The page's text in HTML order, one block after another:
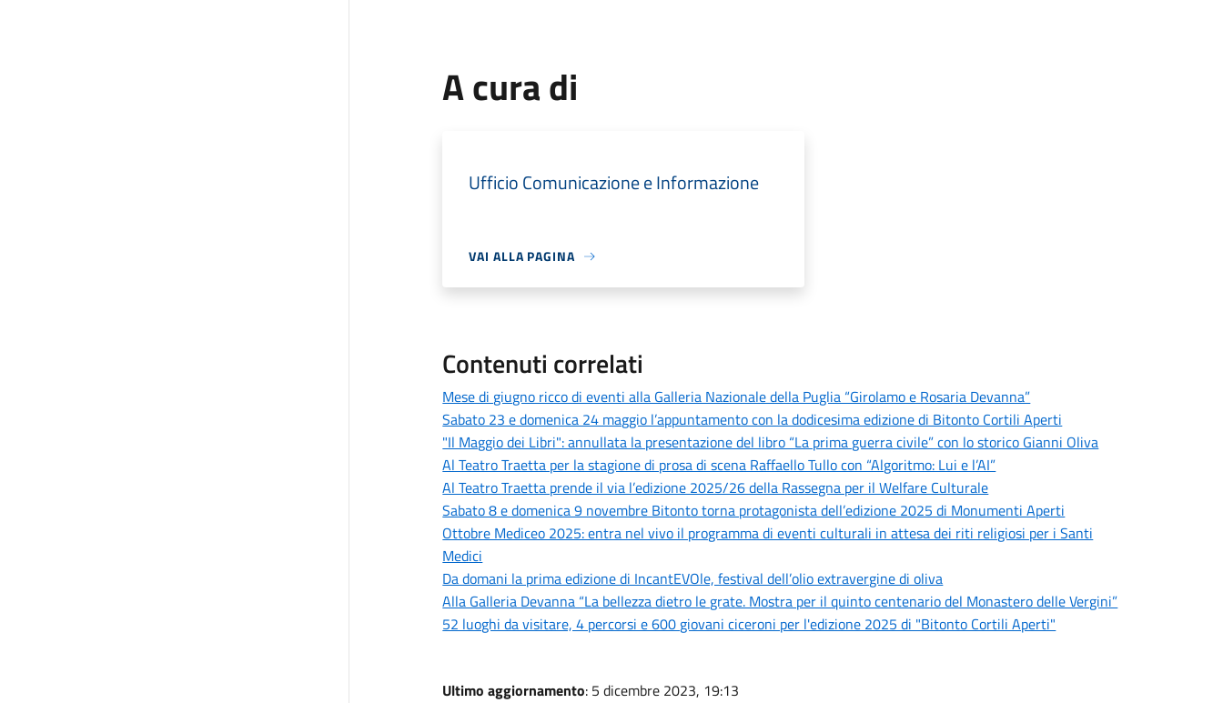
A cura di
Ufficio Comunicazione e Informazione
VAI ALLA PAGINA
Contenuti correlati
Mese di giugno ricco di eventi alla Galleria Nazionale della Puglia “Girolamo e Rosaria Devanna”
Sabato 23 e domenica 24 maggio l’appuntamento con la dodicesima edizione di Bitonto Cortili Aperti
"Il Maggio dei Libri": annullata la presentazione del libro “La prima guerra civile” con lo storico Gianni Oliva
Al Teatro Traetta per la stagione di prosa di scena Raffaello Tullo con “Algoritmo: Lui e l’AI”
Al Teatro Traetta prende il via l’edizione 2025/26 della Rassegna per il Welfare Culturale
Sabato 8 e domenica 9 novembre Bitonto torna protagonista dell’edizione 2025 di Monumenti Aperti
Ottobre Mediceo 2025: entra nel vivo il programma di eventi culturali in attesa dei riti religiosi per i Santi
Medici
Da domani la prima edizione di IncantEVOle, festival dell’olio extravergine di oliva
Alla Galleria Devanna “La bellezza dietro le grate. Mostra per il quinto centenario del Monastero delle Vergini”
52 luoghi da visitare, 4 percorsi e 600 giovani ciceroni per l'edizione 2025 di "Bitonto Cortili Aperti"
Ultimo aggiornamento: 5 dicembre 2023, 19:13